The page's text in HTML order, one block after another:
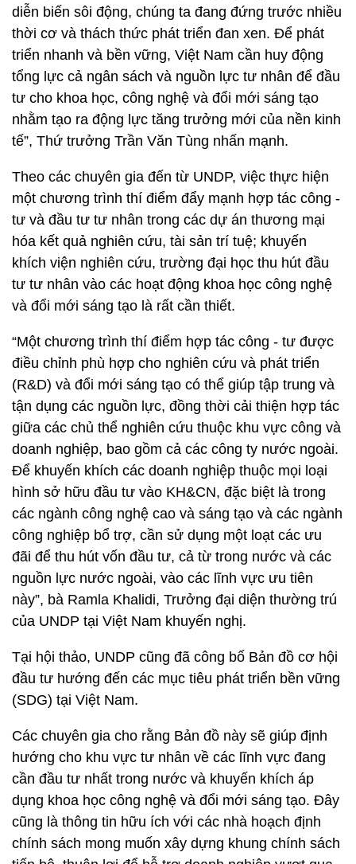
diễn biến sôi động, chúng ta đang đứng trước nhiều
thời cơ và thách thức phát triển đan xen. Để phát
triển nhanh và bền vững, Việt Nam cần huy động
tổng lực cả ngân sách và nguồn lực tư nhân để đầu
tư cho khoa học, công nghệ và đổi mới sáng tạo
nhằm tạo ra động lực tăng trưởng mới của nền kinh
tế”, Thứ trưởng Trần Văn Tùng nhấn mạnh.
Theo các chuyên gia đến từ UNDP, việc thực hiện
một chương trình thí điểm đẩy mạnh hợp tác công -
tư và đầu tư tư nhân trong các dự án thương mại
hóa kết quả nghiên cứu, tài sản trí tuệ; khuyến
khích viện nghiên cứu, trường đại học thu hút đầu
tư tư nhân vào các hoạt động khoa học công nghệ
và đổi mới sáng tạo là rất cần thiết.
“Một chương trình thí điểm hợp tác công - tư được
điều chỉnh phù hợp cho nghiên cứu và phát triển
(R&D) và đổi mới sáng tạo có thể giúp tập trung và
tận dụng các nguồn lực, đồng thời cải thiện hợp tác
giữa các chủ thể nghiên cứu thuộc khu vực công và
doanh nghiệp, bao gồm cả các công ty nước ngoài.
Để khuyến khích các doanh nghiệp thuộc mọi loại
hình sở hữu đầu tư vào KH&CN, đặc biệt là trong
các ngành công nghệ cao và sáng tạo và các ngành
công nghiệp bổ trợ, cần sử dụng một loạt các ưu
đãi để thu hút vốn đầu tư, cả từ trong nước và các
nguồn lực nước ngoài, vào các lĩnh vực ưu tiên
này”, bà Ramla Khalidi, Trưởng đại diện thường trú
của UNDP tại Việt Nam khuyến nghị.
Tại hội thảo, UNDP cũng đã công bố Bản đồ cơ hội
đầu tư hướng đến các mục tiêu phát triển bền vững
(SDG) tại Việt Nam.
Các chuyên gia cho rằng Bản đồ này sẽ giúp định
hướng cho khu vực tư nhân về các lĩnh vực đang
cần đầu tư nhất trong nước và khuyến khích áp
dụng khoa học công nghệ và đổi mới sáng tạo. Đây
cũng là thông tin hữu ích với các nhà hoạch định
chính sách mong muốn xây dựng khung chính sách